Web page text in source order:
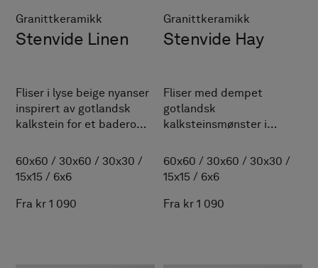
Granittkeramikk
Stenvide Linen
Fliser i lyse beige nyanser
inspirert av gotlandsk
kalkstein for et baderom i
60x60 / 30x60 / 30x30 /
15x15 / 6x6
Fra kr 1 090
Granittkeramikk
Stenvide Hay
Fliser med dempet
gotlandsk
kalksteinsmønster i
ton i ton.
60x60 / 30x60 / 30x30 /
15x15 / 6x6
Fra kr 1 090